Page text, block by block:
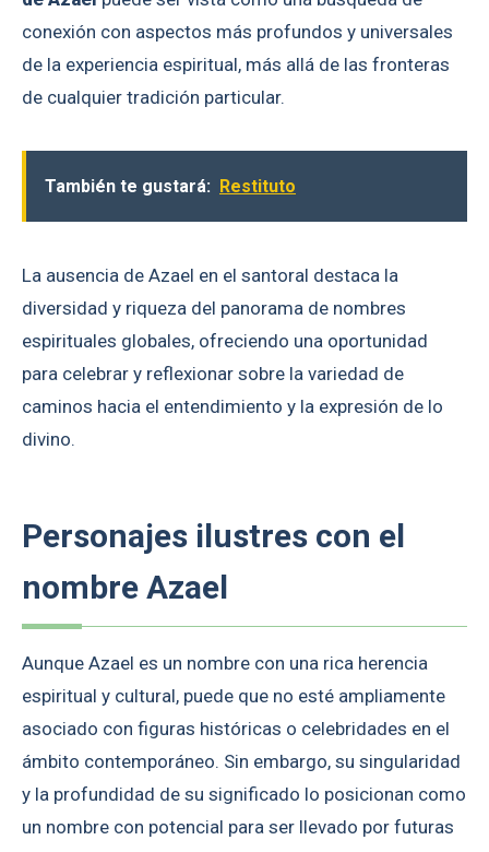
conexión con aspectos más profundos y universales
de la experiencia espiritual, más allá de las fronteras
de cualquier tradición particular.
También te gustará: Restituto
La ausencia de Azael en el santoral destaca la
diversidad y riqueza del panorama de nombres
espirituales globales, ofreciendo una oportunidad
para celebrar y reflexionar sobre la variedad de
caminos hacia el entendimiento y la expresión de lo
divino.
Personajes ilustres con el
nombre Azael
Aunque Azael es un nombre con una rica herencia
espiritual y cultural, puede que no esté ampliamente
asociado con figuras históricas o celebridades en el
ámbito contemporáneo. Sin embargo, su singularidad
y la profundidad de su significado lo posicionan como
un nombre con potencial para ser llevado por futuras